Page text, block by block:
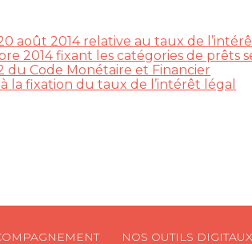
août 2014 relative au taux de
2014 fixant les catégories de prêts
du Code Monétaire et Financier
la fixation du taux de l’intérêt légal
NOS OUTILS DIGITAUX